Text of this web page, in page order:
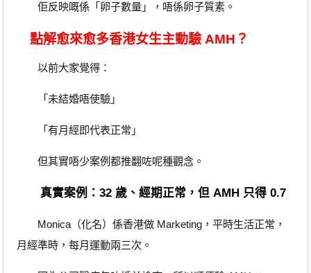
佢反映嘅係「卵子數量」，唔係卵子質素。
點解愈來愈多香港女生主動驗 AMH？
以前大家覺得：
「未結婚唔使驗」
「有月經即代表正常」
但其實唔少案例都推翻咗呢種觀念。
真實案例：32 歲、經期正常，但 AMH 只得 0.7
Monica（化名）係香港做 Marketing，平時生活正常，
月經準時，每月運動兩三次。